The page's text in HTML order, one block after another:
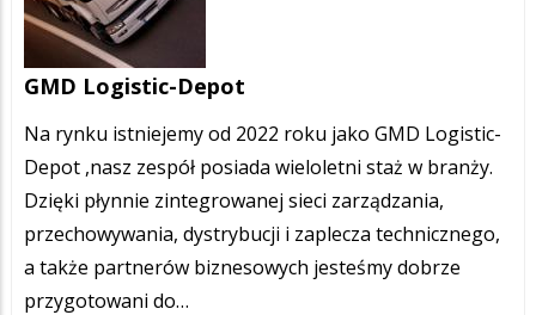
GMD Logistic-Depot
Na rynku istniejemy od 2022 roku jako GMD Logistic-
Depot ,nasz zespół posiada wieloletni staż w branży.
Dzięki płynnie zintegrowanej sieci zarządzania,
przechowywania, dystrybucji i zaplecza technicznego,
a także partnerów biznesowych jesteśmy dobrze
przygotowani do…